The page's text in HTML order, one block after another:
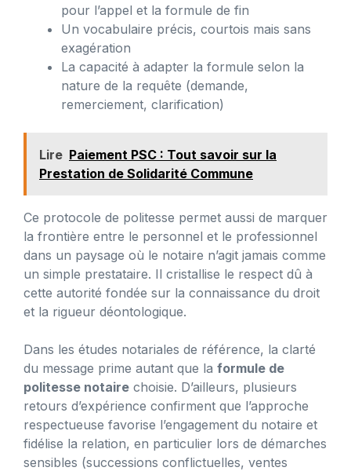
pour l’appel et la formule de fin
Un vocabulaire précis, courtois mais sans
exagération
La capacité à adapter la formule selon la
nature de la requête (demande,
remerciement, clarification)
Lire Paiement PSC : Tout savoir sur la
Prestation de Solidarité Commune
Ce protocole de politesse permet aussi de marquer
la frontière entre le personnel et le professionnel
dans un paysage où le notaire n’agit jamais comme
un simple prestataire. Il cristallise le respect dû à
cette autorité fondée sur la connaissance du droit
et la rigueur déontologique.
Dans les études notariales de référence, la clarté
du message prime autant que la formule de
politesse notaire choisie. D’ailleurs, plusieurs
retours d’expérience confirment que l’approche
respectueuse favorise l’engagement du notaire et
fidélise la relation, en particulier lors de démarches
sensibles (successions conflictuelles, ventes